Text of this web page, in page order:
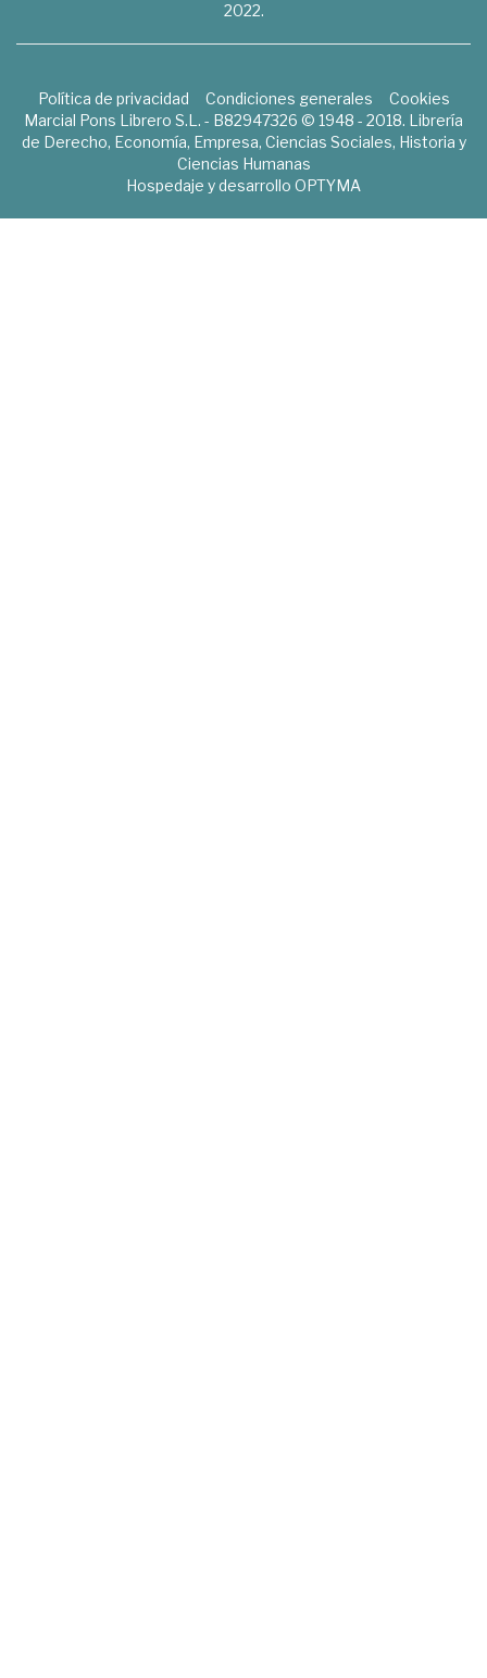
2022.
Política de privacidad Condiciones generales
Cookies
Marcial Pons Librero S.L. - B82947326 © 1948 - 2018. Librería
de Derecho, Economía, Empresa, Ciencias Sociales, Historia y
Ciencias Humanas
Hospedaje y desarrollo OPTYMA